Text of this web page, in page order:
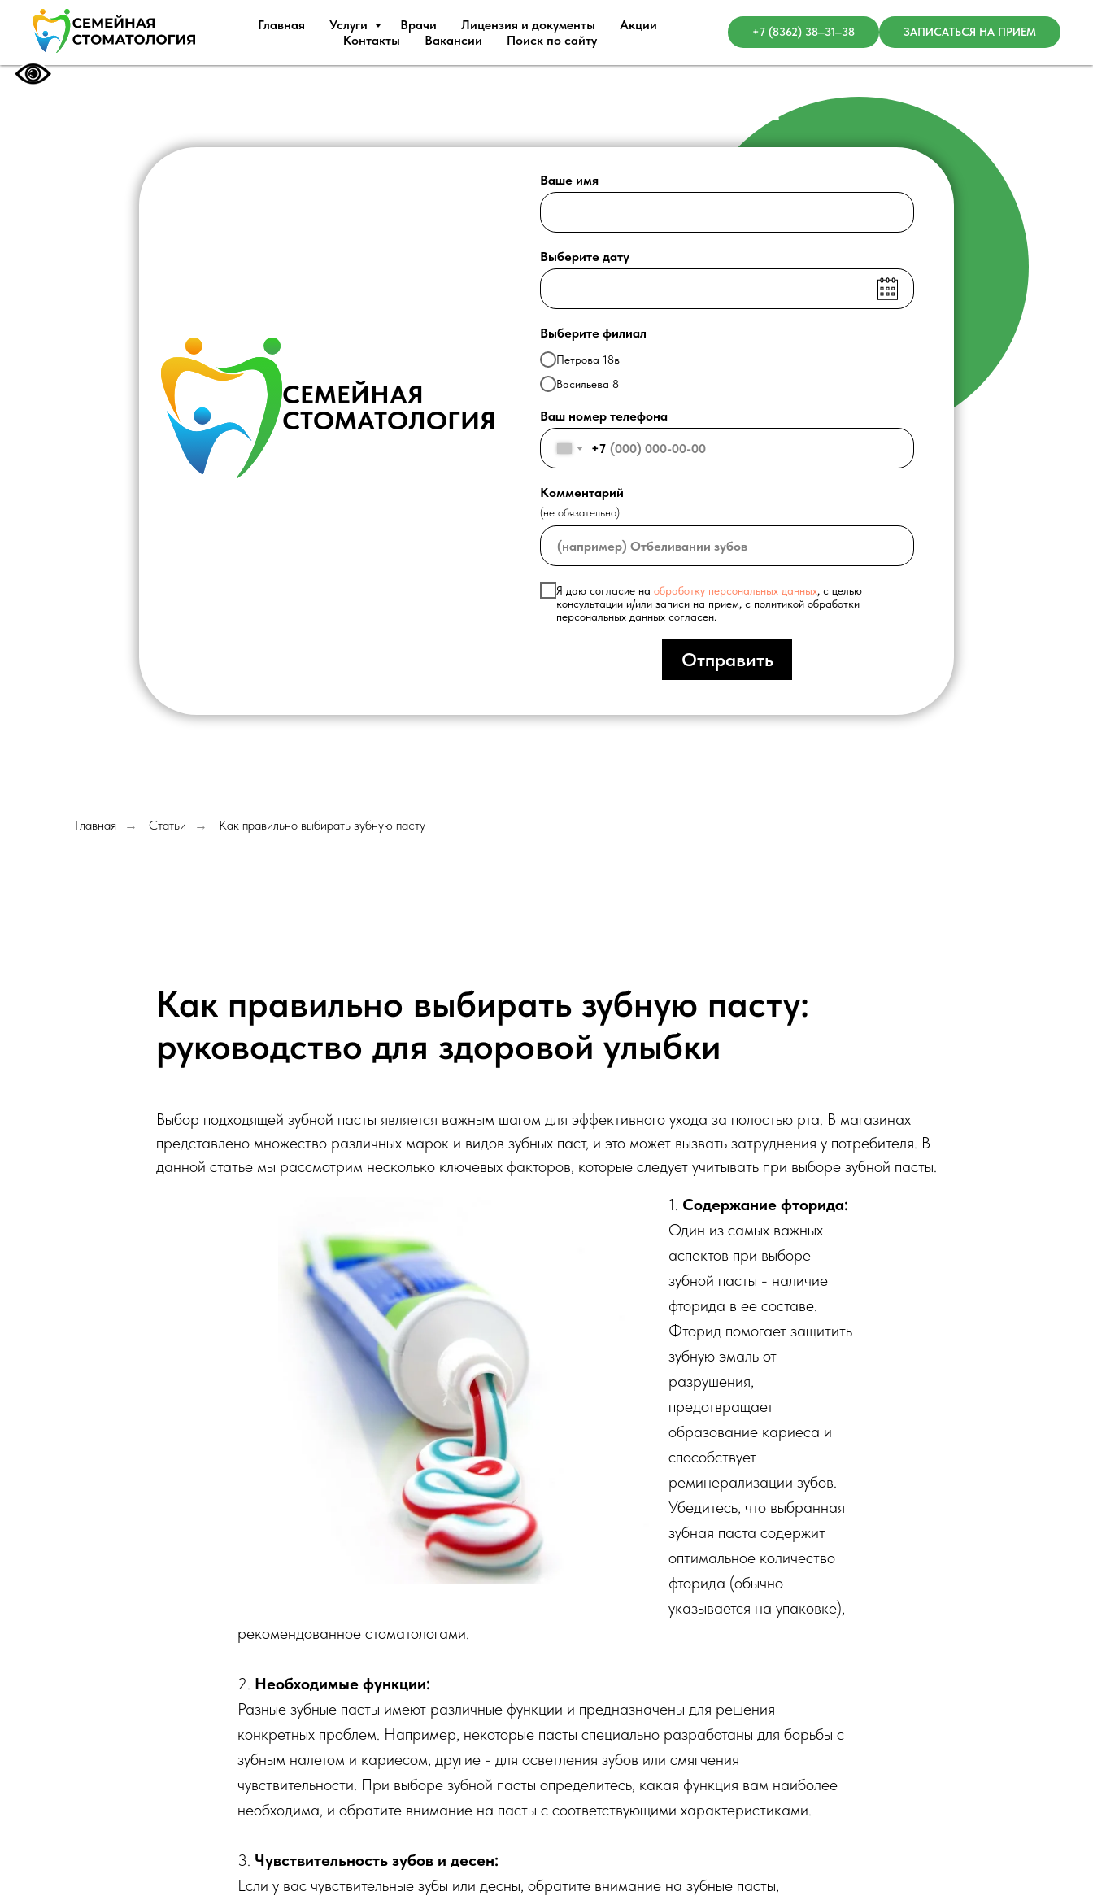
Главная Услуги Врачи Лицензия и документы
Акции
Контакты
Вакансии Поиск по сайту
+7 (8362) 38‒31‒38 ЗАПИСАТЬСЯ НА ПРИЕМ
ЗАПИСАТЬСЯ НА ПРИЕМ
СЕМЕЙНАЯ
СТОМАТОЛОГИЯ
Ваше имя
Выберите дату
Выберите филиал
Петрова 18в
Васильева 8
Ваш номер телефона
+7
Комментарий
(не обязательно)
Я даю согласие на обработку персональных данных, с целью
консультации и/или записи на прием, с политикой обработки
персональных данных согласен.
Отправить
Главная → Статьи → Как правильно выбирать зубную пасту
Как правильно выбирать зубную пасту:
руководство для здоровой улыбки
Выбор подходящей зубной пасты является важным шагом для эффективного ухода за полостью рта. В магазинах
представлено множество различных марок и видов зубных паст, и это может вызвать затруднения у потребителя. В
данной статье мы рассмотрим несколько ключевых факторов, которые следует учитывать при выборе зубной пасты.
1. Содержание фторида:
Один из самых важных
аспектов при выборе
зубной пасты - наличие
фторида в ее составе.
Фторид помогает защитить
зубную эмаль от
разрушения,
предотвращает
образование кариеса и
способствует
реминерализации зубов.
Убедитесь, что выбранная
зубная паста содержит
оптимальное количество
фторида (обычно
указывается на упаковке),
рекомендованное стоматологами.
2. Необходимые функции:
Разные зубные пасты имеют различные функции и предназначены для решения
конкретных проблем. Например, некоторые пасты специально разработаны для борьбы с
зубным налетом и кариесом, другие - для осветления зубов или смягчения
чувствительности. При выборе зубной пасты определитесь, какая функция вам наиболее
необходима, и обратите внимание на пасты с соответствующими характеристиками.
3. Чувствительность зубов и десен:
Если у вас чувствительные зубы или десны, обратите внимание на зубные пасты,